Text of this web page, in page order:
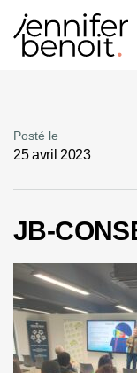
Posté le
25 avril 2023
JB-